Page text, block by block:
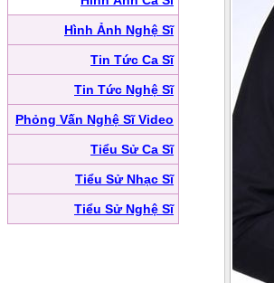
Hình Ảnh Nghệ Sĩ
Tin Tức Ca Sĩ
Tin Tức Nghệ Sĩ
Phỏng Vấn Nghệ Sĩ Video
Tiểu Sử Ca Sĩ
Tiểu Sử Nhạc Sĩ
Tiểu Sử Nghệ Sĩ